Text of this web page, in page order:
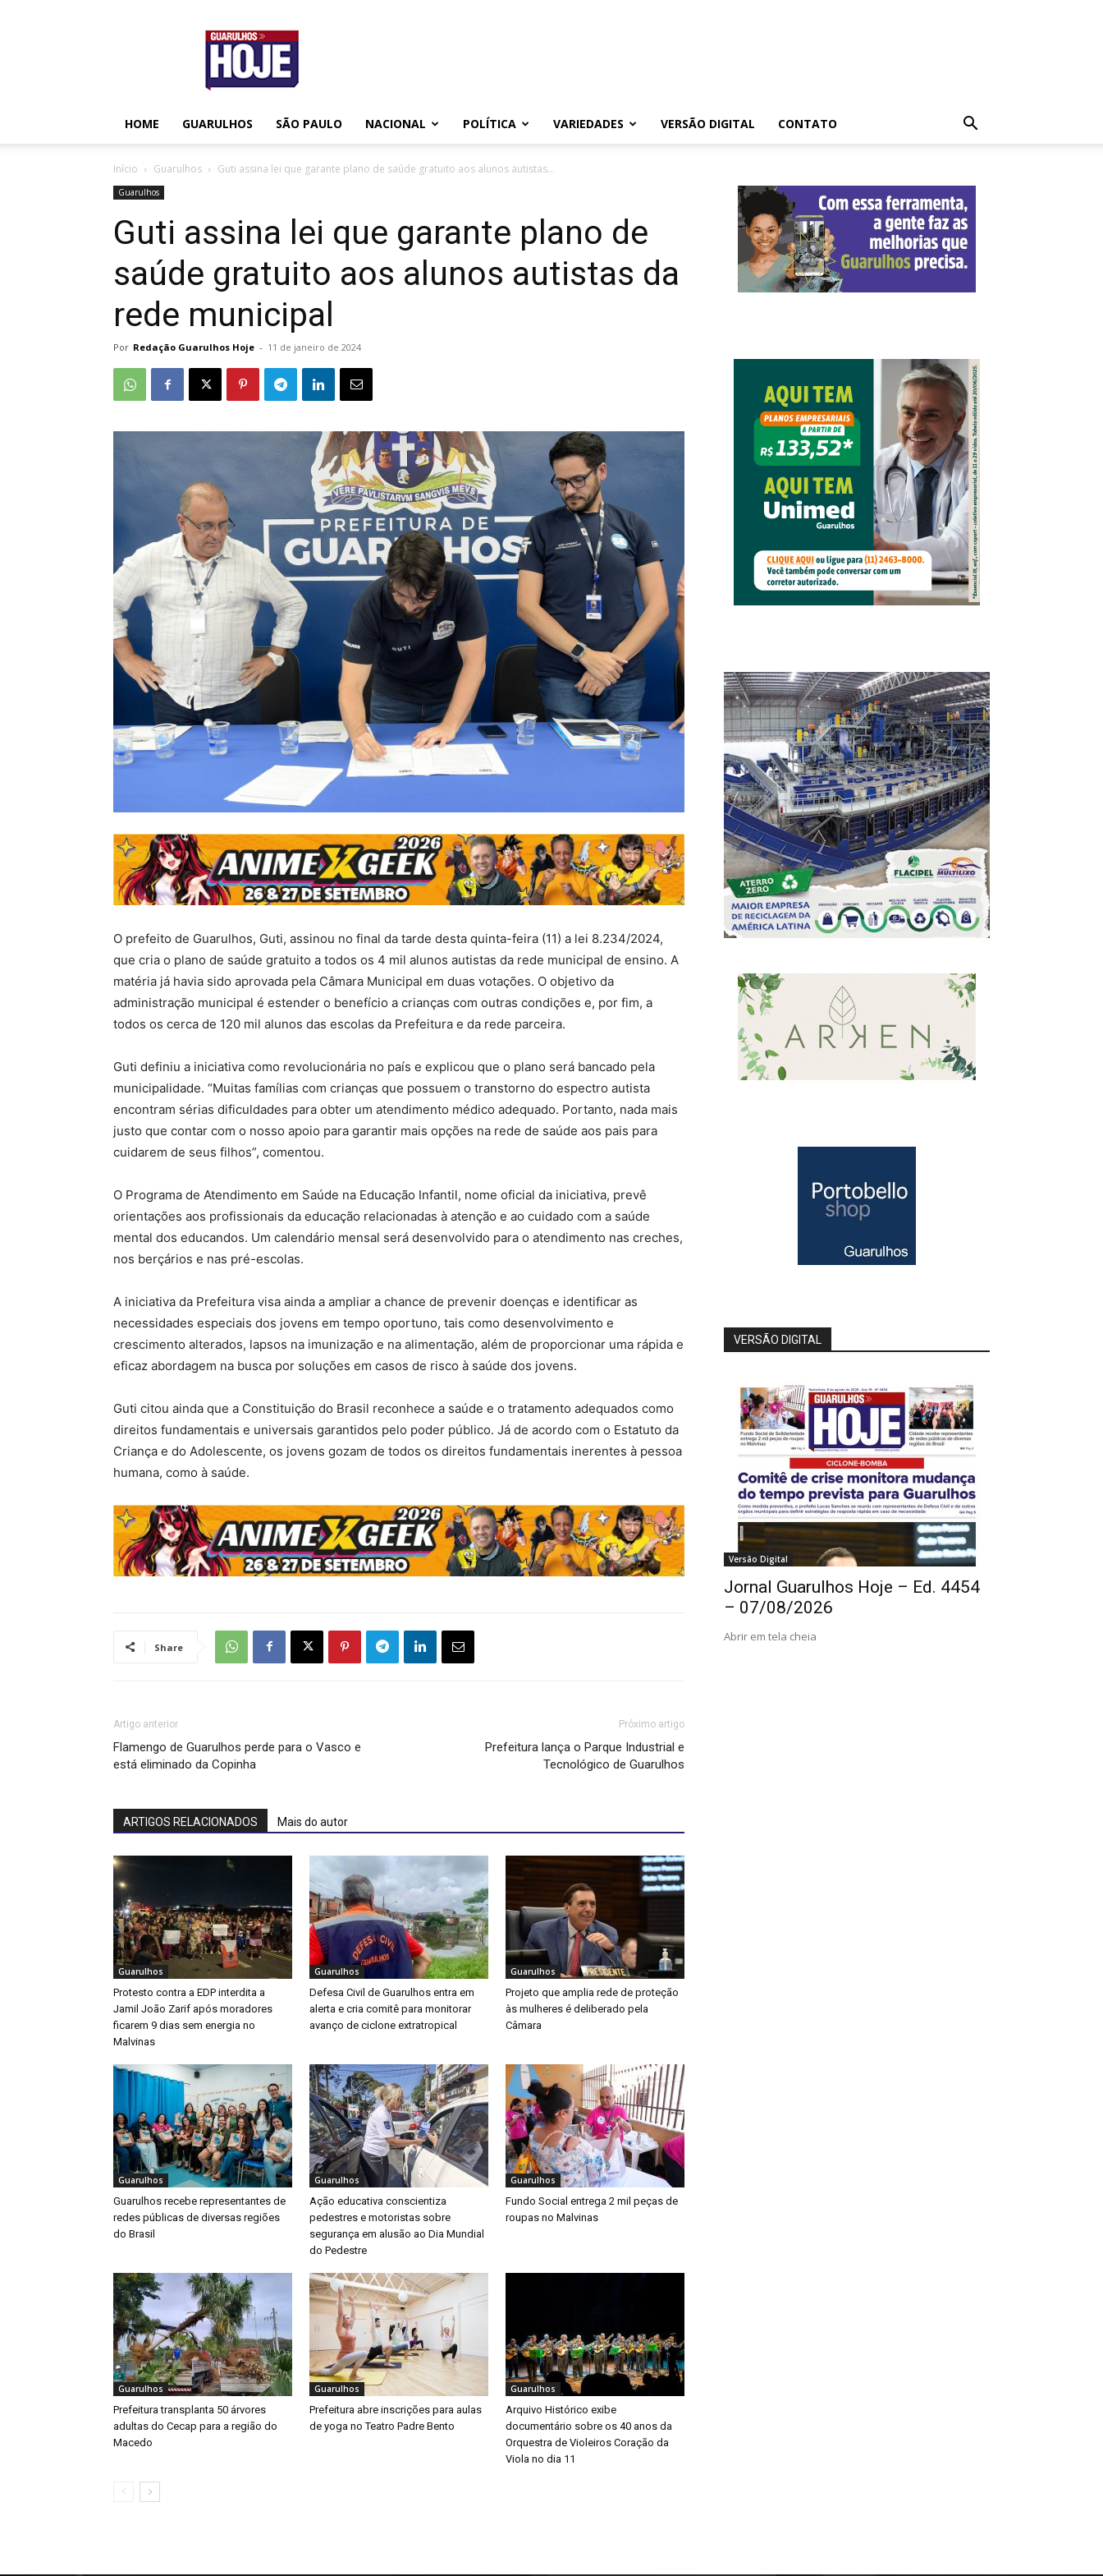
Guarulhos
Hoje
HOME GUARULHOS SÃO PAULO NACIONAL POLÍTICA VARIEDADES VERSÃO DIGITAL CONTATO
Início Guarulhos Guti assina lei que garante plano de saúde gratuito aos alunos autistas...
Guarulhos
Guti assina lei que garante plano de
saúde gratuito aos alunos autistas da
rede municipal
Por Redação Guarulhos Hoje - 11 de janeiro de 2024
O prefeito de Guarulhos, Guti, assinou no final da tarde desta quinta-feira (11) a lei 8.234/2024,
que cria o plano de saúde gratuito a todos os 4 mil alunos autistas da rede municipal de ensino. A
matéria já havia sido aprovada pela Câmara Municipal em duas votações. O objetivo da
administração municipal é estender o benefício a crianças com outras condições e, por fim, a
todos os cerca de 120 mil alunos das escolas da Prefeitura e da rede parceira.
Guti definiu a iniciativa como revolucionária no país e explicou que o plano será bancado pela
municipalidade. “Muitas famílias com crianças que possuem o transtorno do espectro autista
encontram sérias dificuldades para obter um atendimento médico adequado. Portanto, nada mais
justo que contar com o nosso apoio para garantir mais opções na rede de saúde aos pais para
cuidarem de seus filhos”, comentou.
O Programa de Atendimento em Saúde na Educação Infantil, nome oficial da iniciativa, prevê
orientações aos profissionais da educação relacionadas à atenção e ao cuidado com a saúde
mental dos educandos. Um calendário mensal será desenvolvido para o atendimento nas creches,
nos berçários e nas pré-escolas.
A iniciativa da Prefeitura visa ainda a ampliar a chance de prevenir doenças e identificar as
necessidades especiais dos jovens em tempo oportuno, tais como desenvolvimento e
crescimento alterados, lapsos na imunização e na alimentação, além de proporcionar uma rápida e
eficaz abordagem na busca por soluções em casos de risco à saúde dos jovens.
Guti citou ainda que a Constituição do Brasil reconhece a saúde e o tratamento adequados como
direitos fundamentais e universais garantidos pelo poder público. Já de acordo com o Estatuto da
Criança e do Adolescente, os jovens gozam de todos os direitos fundamentais inerentes à pessoa
humana, como à saúde.
Share
Artigo anterior
Flamengo de Guarulhos perde para o Vasco e
está eliminado da Copinha
Próximo artigo
Prefeitura lança o Parque Industrial e
Tecnológico de Guarulhos
ARTIGOS RELACIONADOS Mais do autor
Guarulhos
Protesto contra a EDP interdita a
Jamil João Zarif após moradores
ficarem 9 dias sem energia no
Malvinas
Guarulhos
Defesa Civil de Guarulhos entra em
alerta e cria comitê para monitorar
avanço de ciclone extratropical
Guarulhos
Projeto que amplia rede de proteção
às mulheres é deliberado pela
Câmara
Guarulhos
Guarulhos recebe representantes de
redes públicas de diversas regiões
do Brasil
Guarulhos
Ação educativa conscientiza
pedestres e motoristas sobre
segurança em alusão ao Dia Mundial
do Pedestre
Guarulhos
Fundo Social entrega 2 mil peças de
roupas no Malvinas
Guarulhos
Prefeitura transplanta 50 árvores
adultas do Cecap para a região do
Macedo
Guarulhos
Prefeitura abre inscrições para aulas
de yoga no Teatro Padre Bento
Guarulhos
Arquivo Histórico exibe
documentário sobre os 40 anos da
Orquestra de Violeiros Coração da
Viola no dia 11
VERSÃO DIGITAL
Versão Digital
Jornal Guarulhos Hoje – Ed. 4454
– 07/08/2026
Abrir em tela cheia